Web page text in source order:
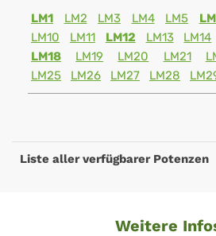
LM1
LM2 LM3 LM4 LM5
LM10
LM11 LM12 LM13 LM14
LM18
LM19 LM20 LM21
LM25
LM26 LM27 LM28
Liste aller verfügbarer Potenzen
Weitere